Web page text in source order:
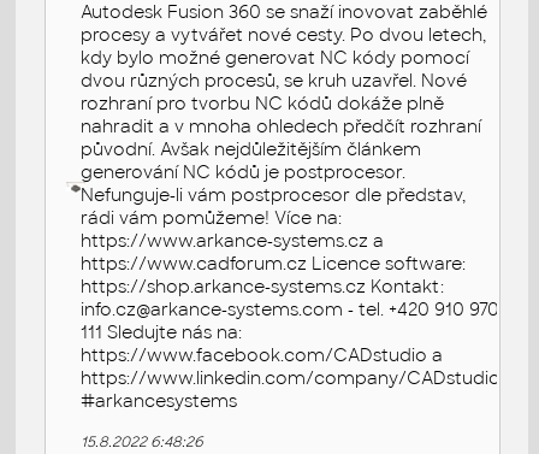
Autodesk Fusion 360 se snaží inovovat zaběhlé
procesy a vytvářet nové cesty. Po dvou letech,
kdy bylo možné generovat NC kódy pomocí
dvou různých procesů, se kruh uzavřel. Nové
rozhraní pro tvorbu NC kódů dokáže plně
nahradit a v mnoha ohledech předčít rozhraní
původní. Avšak nejdůležitějším článkem
generování NC kódů je postprocesor.
Nefunguje-li vám postprocesor dle představ,
rádi vám pomůžeme! Více na:
https://www.arkance-systems.cz a
https://www.cadforum.cz Licence software:
https://shop.arkance-systems.cz Kontakt:
info.cz@arkance-systems.com - tel. +420 910 970
111 Sledujte nás na:
https://www.facebook.com/CADstudio a
https://www.linkedin.com/company/CADstudio
#arkancesystems
15.8.2022 6:48:26